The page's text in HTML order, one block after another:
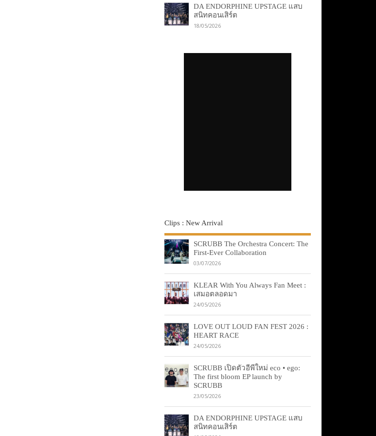
DA ENDORPHINE UPSTAGE แสบ
สนิทคอนเสิร์ต
18/05/2026
Clips : New Arrival
SCRUBB The Orchestra Concert: The
First-Ever Collaboration
03/07/2026
KLEAR With You Always Fan Meet :
เสมอตลอดมา
24/05/2026
LOVE OUT LOUD FAN FEST 2026 :
HEART RACE
24/05/2026
SCRUBB เปิดตัวอีพีใหม่ eco • ego:
The first bloom EP launch by
SCRUBB
23/05/2026
DA ENDORPHINE UPSTAGE แสบ
สนิทคอนเสิร์ต